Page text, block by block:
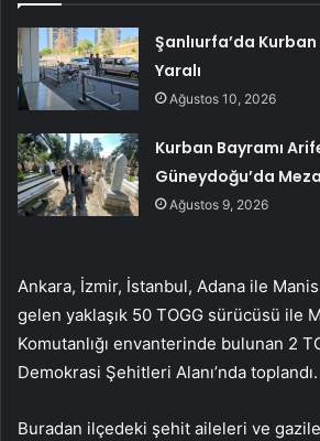
Şanlıurfa’da
Yaralı
Ağustos 10, 2026
Kurban Bayramı
Güneydoğu’da
Ağustos 9, 2026
Ankara, İzmir, İstanbul, Adana ile
gelen yaklaşık 50 TOGG sürücüsü ile
Komutanlığı envanterinde bulunan 2
Demokrasi Şehitleri Alanı’nda toplandı.
Buradan ilçedeki şehit aileleri ve